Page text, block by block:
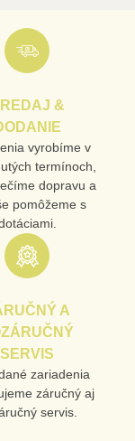
&
vyrobíme v
termínoch,
dopravu a
pomôžeme s
A
SERVIS
zariadenia
záručný aj
servis.